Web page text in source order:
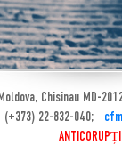
Chisinau MD-
(+373) 22-832-040;